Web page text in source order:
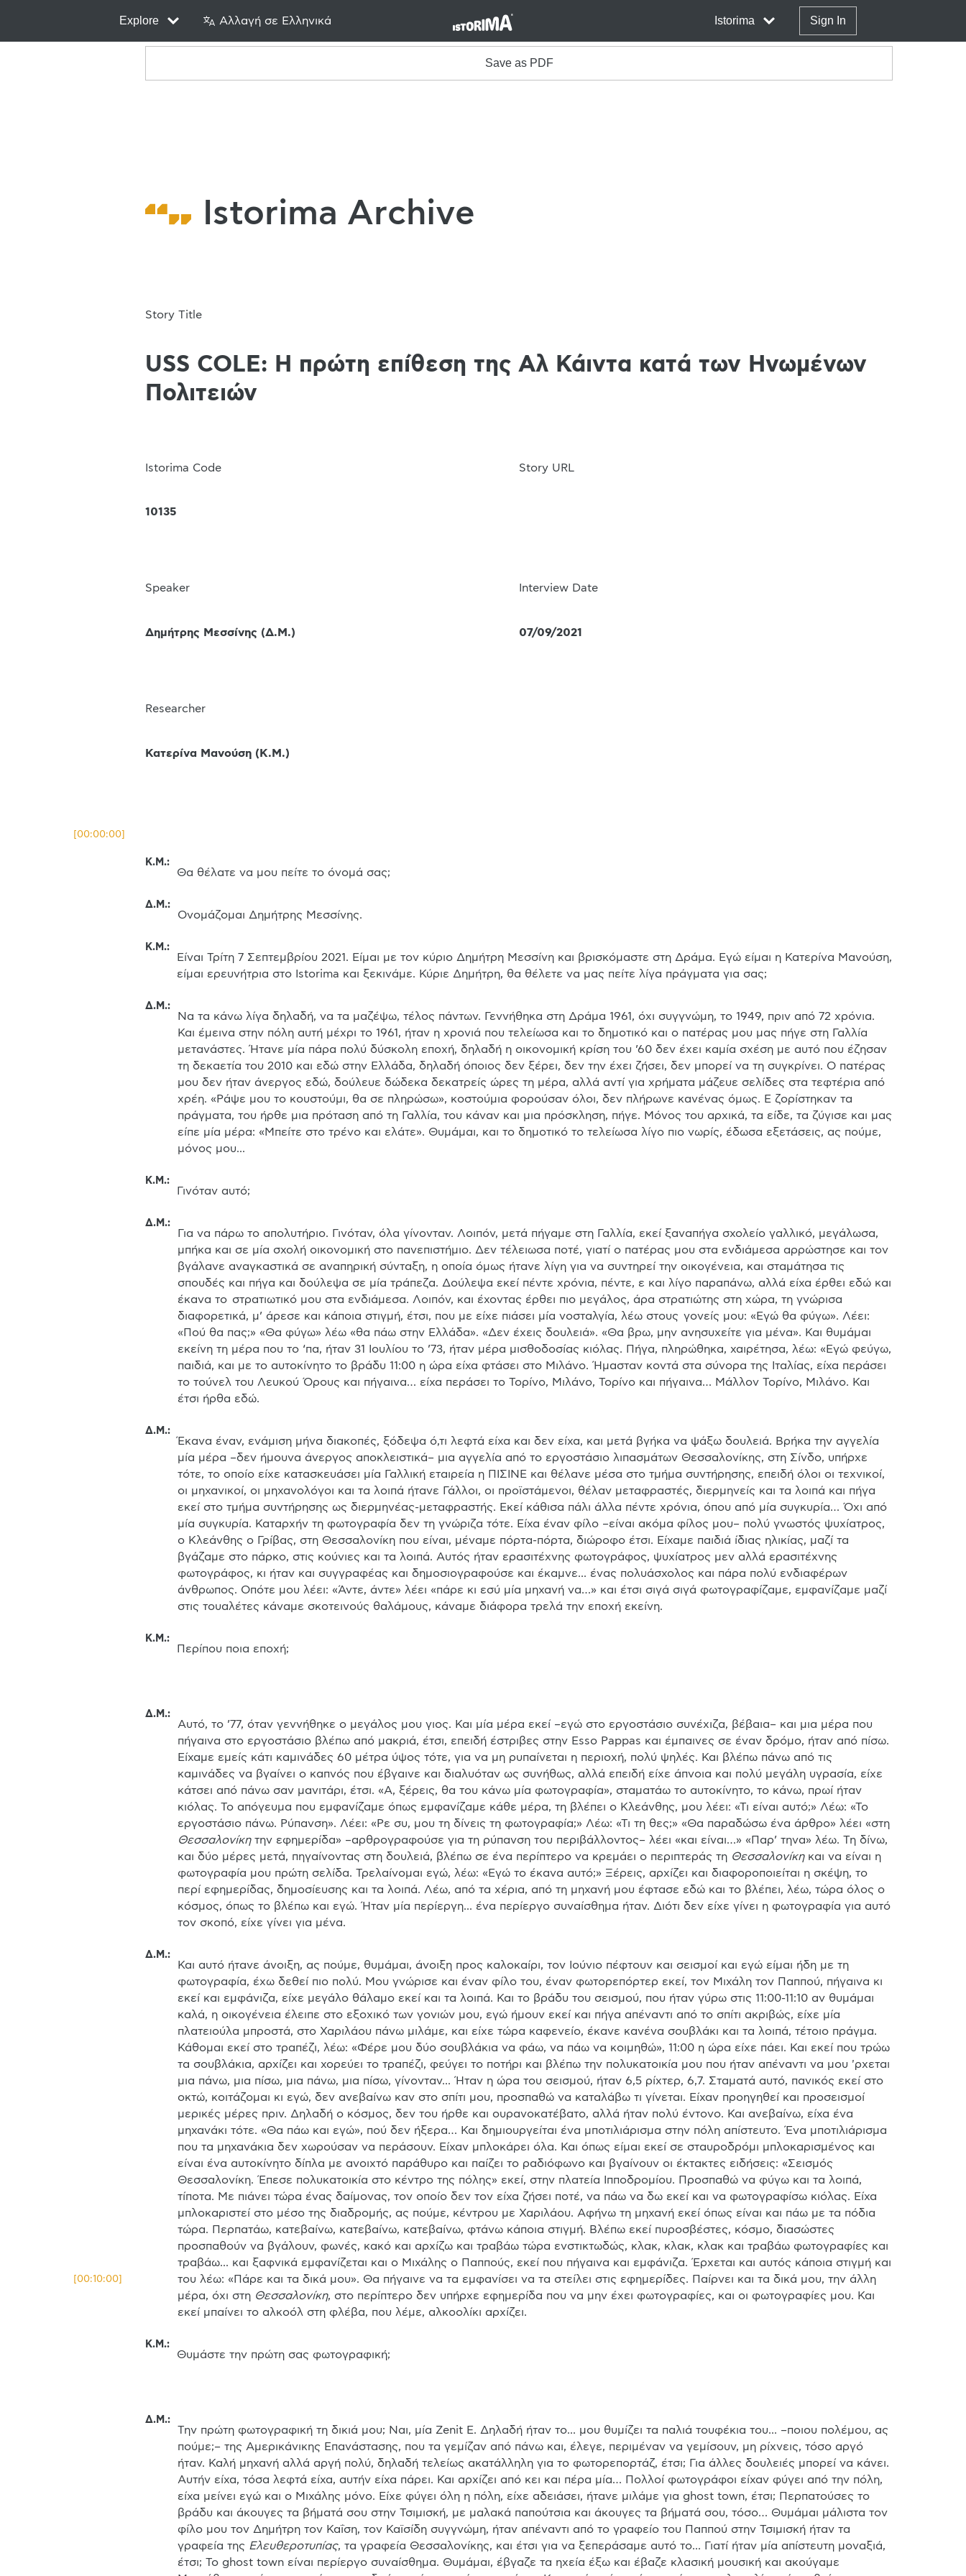
Explore Αλλαγή σε Ελληνικά Istorima Sign In
Save as PDF
Istorima Archive
Story Title
USS COLE: Η πρώτη επίθεση της Αλ Κάιντα κατά των Ηνωμένων
Πολιτειών
Istorima Code
10135
Story URL
Speaker
Δημήτρης Μεσσίνης (Δ.Μ.)
Interview Date
07/09/2021
Researcher
Κατερίνα Μανούση (Κ.Μ.)
[00:00:00]
Κ.Μ.:
Θα θέλατε να μου πείτε το όνομά σας;
Δ.Μ.:
Ονομάζομαι Δημήτρης Μεσσίνης.
Κ.Μ.:
Είναι Τρίτη 7 Σεπτεμβρίου 2021. Είμαι με τον κύριο Δημήτρη Μεσσίνη και βρισκόμαστε στη Δράμα. Εγώ είμαι η Κατερίνα Μανούση,
είμαι ερευνήτρια στο Istorima και ξεκινάμε. Κύριε Δημήτρη, θα θέλετε να μας πείτε λίγα πράγματα για σας;
Δ.Μ.:
Να τα κάνω λίγα δηλαδή, να τα μαζέψω, τέλος πάντων. Γεννήθηκα στη Δράμα 1961, όχι συγγνώμη, το 1949, πριν από 72 χρόνια.
Και έμεινα στην πόλη αυτή μέχρι το 1961, ήταν η χρονιά που τελείωσα και το δημοτικό και ο πατέρας μου μας πήγε στη Γαλλία
μετανάστες. Ήτανε μία πάρα πολύ δύσκολη εποχή, δηλαδή η οικονομική κρίση του ’60 δεν έχει καμία σχέση με αυτό που έζησαν
τη δεκαετία του 2010 και εδώ στην Ελλάδα, δηλαδή όποιος δεν ξέρει, δεν την έχει ζήσει, δεν μπορεί να τη συγκρίνει. Ο πατέρας
μου δεν ήταν άνεργος εδώ, δούλευε δώδεκα δεκατρείς ώρες τη μέρα, αλλά αντί για χρήματα μάζευε σελίδες στα τεφτέρια από
χρέη. «Ράψε μου το κουστούμι, θα σε πληρώσω», κοστούμια φορούσαν όλοι, δεν πλήρωνε κανένας όμως. Ε ζορίστηκαν τα
πράγματα, του ήρθε μια πρόταση από τη Γαλλία, του κάναν και μια πρόσκληση, πήγε. Μόνος του αρχικά, τα είδε, τα ζύγισε και μας
είπε μία μέρα: «Μπείτε στο τρένο και ελάτε». Θυμάμαι, και το δημοτικό το τελείωσα λίγο πιο νωρίς, έδωσα εξετάσεις, ας πούμε,
μόνος μου...
Κ.Μ.:
Γινόταν αυτό;
Δ.Μ.:
Για να πάρω το απολυτήριο. Γινόταν, όλα γίνονταν. Λοιπόν, μετά πήγαμε στη Γαλλία, εκεί ξαναπήγα σχολείο γαλλικό, μεγάλωσα,
μπήκα και σε μία σχολή οικονομική στο πανεπιστήμιο. Δεν τέλειωσα ποτέ, γιατί ο πατέρας μου στα ενδιάμεσα αρρώστησε και τον
βγάλανε αναγκαστικά σε αναπηρική σύνταξη, η οποία όμως ήτανε λίγη για να συντηρεί την οικογένεια, και σταμάτησα τις
σπουδές και πήγα και δούλεψα σε μία τράπεζα. Δούλεψα εκεί πέντε χρόνια, πέντε, ε και λίγο παραπάνω, αλλά είχα έρθει εδώ και
έκανα το  στρατιωτικό μου στα ενδιάμεσα. Λοιπόν, και έχοντας έρθει πιο μεγάλος, άρα στρατιώτης στη χώρα, τη γνώρισα
διαφορετικά, μ’ άρεσε και κάποια στιγμή, έτσι, που με είχε πιάσει μία νοσταλγία, λέω στους  γονείς μου: «Εγώ θα φύγω». Λέει:
«Πού θα πας;» «Θα φύγω» λέω «θα πάω στην Ελλάδα». «Δεν έχεις δουλειά». «Θα βρω, μην ανησυχείτε για μένα». Και θυμάμαι
εκείνη τη μέρα που το ‘πα, ήταν 31 Ιουλίου το ’73, ήταν μέρα μισθοδοσίας κιόλας. Πήγα, πληρώθηκα, χαιρέτησα, λέω: «Εγώ φεύγω,
παιδιά, και με το αυτοκίνητο το βράδυ 11:00 η ώρα είχα φτάσει στο Μιλάνο. Ήμασταν κοντά στα σύνορα της Ιταλίας, είχα περάσει
το τούνελ του Λευκού Όρους και πήγαινα… είχα περάσει το Τορίνο, Μιλάνο, Τορίνο και πήγαινα… Μάλλον Τορίνο, Μιλάνο. Και
έτσι ήρθα εδώ.
Δ.Μ.:
Έκανα έναν, ενάμιση μήνα διακοπές, ξόδεψα ό,τι λεφτά είχα και δεν είχα, και μετά βγήκα να ψάξω δουλειά. Βρήκα την αγγελία
μία μέρα –δεν ήμουνα άνεργος αποκλειστικά– μια αγγελία από το εργοστάσιο λιπασμάτων Θεσσαλονίκης, στη Σίνδο, υπήρχε
τότε, το οποίο είχε κατασκευάσει μία Γαλλική εταιρεία η ΠΙΣΙΝΕ και θέλανε μέσα στο τμήμα συντήρησης, επειδή όλοι οι τεχνικοί,
οι μηχανικοί, οι μηχανολόγοι και τα λοιπά ήτανε Γάλλοι, οι προϊστάμενοι, θέλαν μεταφραστές, διερμηνείς και τα λοιπά και πήγα
εκεί στο τμήμα συντήρησης ως διερμηνέας-μεταφραστής. Εκεί κάθισα πάλι άλλα πέντε χρόνια, όπου από μία συγκυρία… Όχι από
μία συγκυρία. Καταρχήν τη φωτογραφία δεν τη γνώριζα τότε. Είχα έναν φίλο –είναι ακόμα φίλος μου– πολύ γνωστός ψυχίατρος,
ο Κλεάνθης ο Γρίβας, στη Θεσσαλονίκη που είναι, μέναμε πόρτα-πόρτα, διώροφο έτσι. Είχαμε παιδιά ίδιας ηλικίας, μαζί τα
βγάζαμε στο πάρκο, στις κούνιες και τα λοιπά. Αυτός ήταν ερασιτέχνης φωτογράφος, ψυχίατρος μεν αλλά ερασιτέχνης
φωτογράφος, κι ήταν και συγγραφέας και δημοσιογραφούσε και έκαμνε... ένας πολυάσχολος και πάρα πολύ ενδιαφέρων
άνθρωπος. Οπότε μου λέει: «Άντε, άντε» λέει «πάρε κι εσύ μία μηχανή να…» και έτσι σιγά σιγά φωτογραφίζαμε, εμφανίζαμε μαζί
στις τουαλέτες κάναμε σκοτεινούς θαλάμους, κάναμε διάφορα τρελά την εποχή εκείνη.
Κ.Μ.:
Περίπου ποια εποχή;
Δ.Μ.:
Αυτό, το ’77, όταν γεννήθηκε ο μεγάλος μου γιος. Και μία μέρα εκεί –εγώ στο εργοστάσιο συνέχιζα, βέβαια– και μια μέρα που
πήγαινα στο εργοστάσιο βλέπω από μακριά, έτσι, επειδή έστριβες στην Esso Pappas και έμπαινες σε έναν δρόμο, ήταν από πίσω.
Είχαμε εμείς κάτι καμινάδες 60 μέτρα ύψος τότε, για να μη ρυπαίνεται η περιοχή, πολύ ψηλές. Και βλέπω πάνω από τις
καμινάδες να βγαίνει ο καπνός που έβγαινε και διαλυόταν ως συνήθως, αλλά επειδή είχε άπνοια και πολύ μεγάλη υγρασία, είχε
κάτσει από πάνω σαν μανιτάρι, έτσι. «Α, ξέρεις, θα του κάνω μία φωτογραφία», σταματάω το αυτοκίνητο, το κάνω, πρωί ήταν
κιόλας. Το απόγευμα που εμφανίζαμε όπως εμφανίζαμε κάθε μέρα, τη βλέπει ο Κλεάνθης, μου λέει: «Τι είναι αυτό;» Λέω: «Το
Θεσσαλονίκη την εφημερίδα» –αρθρογραφούσε για τη ρύπανση του περιβάλλοντος– λέει «και είναι…» «Παρ’ τηνα» λέω. Τη δίνω,
και δύο μέρες μετά, πηγαίνοντας στη δουλειά, βλέπω σε ένα περίπτερο να κρεμάει ο περιπτεράς τη Θεσσαλονίκη και να είναι η
φωτογραφία μου πρώτη σελίδα. Τρελαίνομαι εγώ, λέω: «Εγώ το έκανα αυτό;» Ξέρεις, αρχίζει και διαφοροποιείται η σκέψη, το
περί εφημερίδας, δημοσίευσης και τα λοιπά. Λέω, από τα χέρια, από τη μηχανή μου έφτασε εδώ και το βλέπει, λέω, τώρα όλος ο
κόσμος, όπως το βλέπω και εγώ. Ήταν μία περίεργη... ένα περίεργο συναίσθημα ήταν. Διότι δεν είχε γίνει η φωτογραφία για αυτό
τον σκοπό, είχε γίνει για μένα.
Δ.Μ.:
Και αυτό ήτανε άνοιξη, ας πούμε, θυμάμαι, άνοιξη προς καλοκαίρι, τον Ιούνιο πέφτουν και σεισμοί και εγώ είμαι ήδη με τη
φωτογραφία, έχω δεθεί πιο πολύ. Μου γνώρισε και έναν φίλο του, έναν φωτορεπόρτερ εκεί, τον Μιχάλη τον Παππού, πήγαινα κι
εκεί και εμφάνιζα, είχε μεγάλο θάλαμο εκεί και τα λοιπά. Και το βράδυ του σεισμού, που ήταν γύρω στις 11:00-11:10 αν θυμάμαι
καλά, η οικογένεια έλειπε στο εξοχικό των γονιών μου, εγώ ήμουν εκεί και πήγα απέναντι από το σπίτι ακριβώς, είχε μία
πλατειούλα μπροστά, στο Χαριλάου πάνω μιλάμε, και είχε τώρα καφενείο, έκανε κανένα σουβλάκι και τα λοιπά, τέτοιο πράγμα.
Κάθομαι εκεί στο τραπέζι, λέω: «Φέρε μου δύο σουβλάκια να φάω, να πάω να κοιμηθώ», 11:00 η ώρα είχε πάει. Και εκεί που τρώω
τα σουβλάκια, αρχίζει και χορεύει το τραπέζι, φεύγει το ποτήρι και βλέπω την πολυκατοικία μου που ήταν απέναντι να μου 'ρχεται
μια πάνω, μια πίσω, μια πάνω, μια πίσω, γίνονταν... Ήταν η ώρα του σεισμού, ήταν 6,5 ρίχτερ, 6,7. Σταματά αυτό, πανικός εκεί στο
οκτώ, κοιτάζομαι κι εγώ, δεν ανεβαίνω καν στο σπίτι μου, προσπαθώ να καταλάβω τι γίνεται. Είχαν προηγηθεί και προσεισμοί
μερικές μέρες πριν. Δηλαδή ο κόσμος, δεν του ήρθε και ουρανοκατέβατο, αλλά ήταν πολύ έντονο. Και ανεβαίνω, είχα ένα
μηχανάκι τότε. «Θα πάω και εγώ», πού δεν ήξερα… Και δημιουργείται ένα μποτιλιάρισμα στην πόλη απίστευτο. Ένα μποτιλιάρισμα
που τα μηχανάκια δεν χωρούσαν να περάσουν. Είχαν μπλοκάρει όλα. Και όπως είμαι εκεί σε σταυροδρόμι μπλοκαρισμένος και
είναι ένα αυτοκίνητο δίπλα με ανοιχτό παράθυρο και παίζει το ραδιόφωνο και βγαίνουν οι έκτακτες ειδήσεις: «Σεισμός
Θεσσαλονίκη. Έπεσε πολυκατοικία στο κέντρο της πόλης» εκεί, στην πλατεία Ιπποδρομίου. Προσπαθώ να φύγω και τα λοιπά,
τίποτα. Με πιάνει τώρα ένας δαίμονας, τον οποίο δεν τον είχα ζήσει ποτέ, να πάω να δω εκεί και να φωτογραφίσω κιόλας. Είχα
μπλοκαριστεί στο μέσο της διαδρομής, ας πούμε, κέντρου με Χαριλάου. Αφήνω τη μηχανή εκεί όπως είναι και πάω με τα πόδια
τώρα. Περπατάω, κατεβαίνω, κατεβαίνω, κατεβαίνω, φτάνω κάποια στιγμή. Βλέπω εκεί πυροσβέστες, κόσμο, διασώστες
προσπαθούν να βγάλουν, φωνές, κακό και αρχίζω και τραβάω τώρα ενστικτωδώς, κλακ, κλακ, κλακ και τραβάω φωτογραφίες και
τραβάω... και ξαφνικά εμφανίζεται και ο Μιχάλης ο Παππούς, εκεί που πήγαινα και εμφάνιζα. Έρχεται και αυτός κάποια στιγμή και
του λέω: «Πάρε και τα δικά μου». Θα πήγαινε να τα εμφανίσει να τα στείλει στις
[00:10:00]
εφημερίδες. Παίρνει και τα δικά μου, την άλλη
μέρα, όχι στη Θεσσαλονίκη, στο περίπτερο δεν υπήρχε εφημερίδα που να μην έχει φωτογραφίες, και οι φωτογραφίες μου. Και
εκεί μπαίνει το αλκοόλ στη φλέβα, που λέμε, αλκοολίκι αρχίζει.
Κ.Μ.:
Θυμάστε την πρώτη σας φωτογραφική;
Δ.Μ.:
Την πρώτη φωτογραφική τη δικιά μου; Ναι, μία Zenit E. Δηλαδή ήταν το... μου θυμίζει τα παλιά τουφέκια του... –ποιου πολέμου, ας
πούμε;– της Αμερικάνικης Επανάστασης, που τα γεμίζαν από πάνω και, έλεγε, περιμέναν να γεμίσουν, μη ρίχνεις, τόσο αργό
ήταν. Καλή μηχανή αλλά αργή πολύ, δηλαδή τελείως ακατάλληλη για το φωτορεπορτάζ, έτσι; Για άλλες δουλειές μπορεί να κάνει.
Αυτήν είχα, τόσα λεφτά είχα, αυτήν είχα πάρει. Και αρχίζει από κει και πέρα μία… Πολλοί φωτογράφοι είχαν φύγει από την πόλη,
είχα μείνει εγώ και ο Μιχάλης μόνο. Είχε φύγει όλη η πόλη, είχε αδειάσει, ήτανε μιλάμε για ghost town, έτσι; Περπατούσες το
βράδυ και άκουγες τα βήματά σου στην Τσιμισκή, με μαλακά παπούτσια και άκουγες τα βήματά σου, τόσο… Θυμάμαι μάλιστα τον
φίλο μου τον Δημήτρη τον Καΐση, τον Καϊσίδη συγγνώμη, ήταν απέναντι από το γραφείο του Παππού στην Τσιμισκή ήταν τα
γραφεία της Ελευθεροτυπίας, τα γραφεία Θεσσαλονίκης, και έτσι για να ξεπεράσαμε αυτό το... Γιατί ήταν μία απίστευτη μοναξιά,
έτσι; Το ghost town είναι περίεργο συναίσθημα. Θυμάμαι, έβγαζε τα ηχεία έξω και έβαζε κλασική μουσική και ακούγαμε